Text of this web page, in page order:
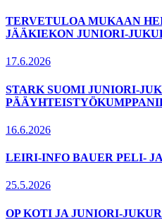
TERVETULOA MUKAAN
JÄÄKIEKON JUNIORI-
17.6.2026
STARK SUOMI JUNIORI-
16.6.2026
LEIRI-INFO BAUER PELI-
25.5.2026
OP KOTI JA JUNIORI-